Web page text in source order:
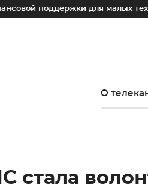
для малых
О
стала